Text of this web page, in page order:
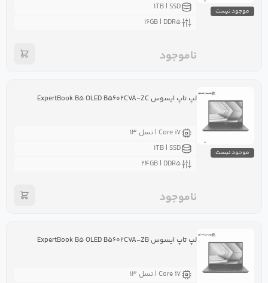
موجود نیست
۱TB | SSD
۱۶GB | DDR۵
ناموجود
موجود نیست
لپ تاپ ایسوس ExpertBook B۵ OLED B۵۶۰۲CVA-ZC
Core i۷ | نسل ۱۳
۱TB | SSD
۲۴GB | DDR۵
ناموجود
لپ تاپ ایسوس ExpertBook B۵ OLED B۵۶۰۲CVA-ZB
Core i۷ | نسل ۱۳